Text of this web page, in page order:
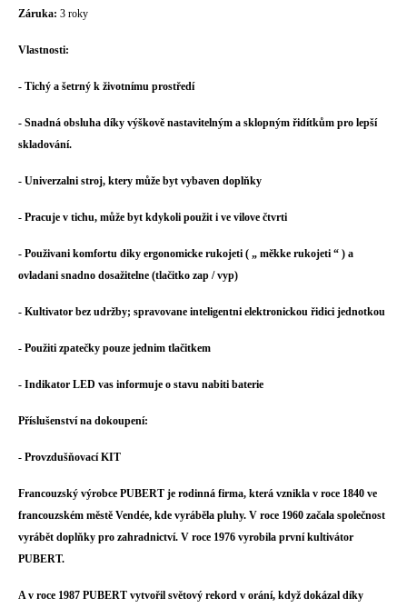
Záruka: 3 roky
Vlastnosti:
- Tichý a šetrný k životnímu prostředí
- Snadná obsluha díky výškově nastavitelným a sklopným řidítkům pro lepší
skladování.
- Univerzalni stroj, ktery může byt vybaven doplňky
- Pracuje v tichu, může byt kdykoli použit i ve vilove čtvrti
- Použivani komfortu diky ergonomicke rukojeti ( „ měkke rukojeti “ ) a
ovladani snadno dosažitelne (tlačitko zap / vyp)
- Kultivator bez udržby; spravovane inteligentni elektronickou řidici jednotkou
- Použiti zpatečky pouze jednim tlačitkem
- Indikator LED vas informuje o stavu nabiti baterie
Příslušenství na dokoupení:
- Provzdušňovací KIT
Francouzský výrobce PUBERT je rodinná firma, která vznikla v roce 1840 ve
francouzském městě Vendée, kde vyráběla pluhy. V roce 1960 začala společnost
vyrábět doplňky pro zahradnictví. V roce 1976 vyrobila první kultivátor
PUBERT.
A v roce 1987 PUBERT vytvořil světový rekord v orání, když dokázal díky